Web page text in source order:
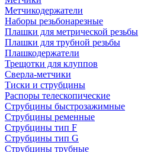
Метчикодержатели
Наборы резьбонарезные
Плашки для метрической резьбы
Плашки для трубной резьбы
Плашкодержатели
Трещотки для клуппов
Сверла-метчики
Тиски и струбцины
Распоры телескопические
Струбцины быстрозажимные
Струбцины ременные
Струбцины тип F
Струбцины тип G
Струбцины трубные